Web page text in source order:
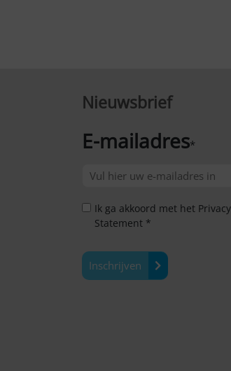
Nieuwsbrief
E-mailadres*
Ik ga akkoord met het Privacy
Statement *
Inschrijven